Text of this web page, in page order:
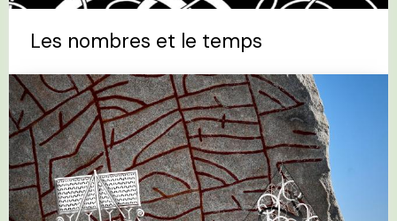
Les nombres et le temps